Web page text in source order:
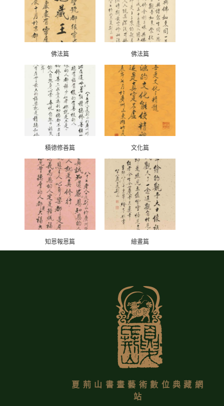
佛法篇 佛法篇
積德修善篇 文化篇
知恩報恩篇 繪畫篇
夏荊山書畫藝術數位典藏網
站